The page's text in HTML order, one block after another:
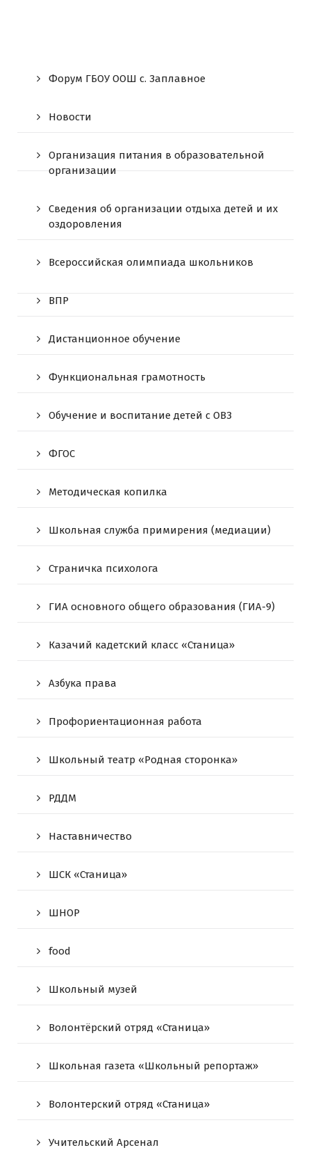
Форум ГБОУ ООШ c. Заплавное
Новости
Организация питания в образовательной
организации
Сведения об организации отдыха детей и их
оздоровления
Всероссийская олимпиада школьников
ВПР
Дистанционное обучение
Функциональная грамотность
Обучение и воспитание детей с ОВЗ
ФГОС
Методическая копилка
Школьная служба примирения (медиации)
Страничка психолога
ГИА основного общего образования (ГИА-9)
Казачий кадетский класс «Станица»
Азбука права
Профориентационная работа
Школьный театр «Родная сторонка»
РДДМ
Наставничество
ШСК «Станица»
ШНОР
food
Школьный музей
Волонтёрский отряд «Станица»
Школьная газета «Школьный репортаж»
Волонтерский отряд «Станица»
Учительский Арсенал